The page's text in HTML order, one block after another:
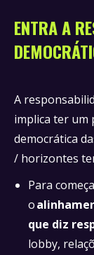
ENTRA A
A
implica ter um
democrática
/ horizontes
Para
o
que diz
lobby,